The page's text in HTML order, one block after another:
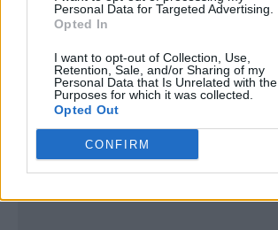
Personal Data for Targeted Advertising.
Opted In
I want to opt-out of Collection, Use,
Retention, Sale, and/or Sharing of my
Personal Data that Is Unrelated with the
Purposes for which it was collected.
Opted Out
CONFIRM